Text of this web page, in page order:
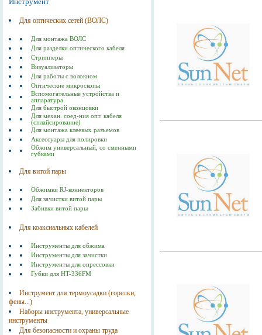
Для оптических сетей (ВОЛС)
Для монтажа ВОЛС
Для разделки оптического кабеля
Стрипперы
Визуализаторы
Для работы с волокном
Оптические микроскопы
Вспомогательные устройства и
аппаратура
Для быстрой оконцовки
Для механ. соед-ния опт. кабеля
(сплайсирование)
Для монтажа клеевых разъемов
Аксессуары для полировки
Обжим универсальный, со сменными
губками
Для витой пары
Обжимки RJ-коннекторов
Для зачистки витой пары
Забивки витой пары
Для коаксиальных кабелей
Инструменты для обжима
Инструменты для зачистки
Инструменты для опрессовки
Губки для HT-336FM
Инструмент для термоусадки (горелки,
фены...)
Наборы инструмента, универсальные
инструменты
Для безопасности и охраны труда